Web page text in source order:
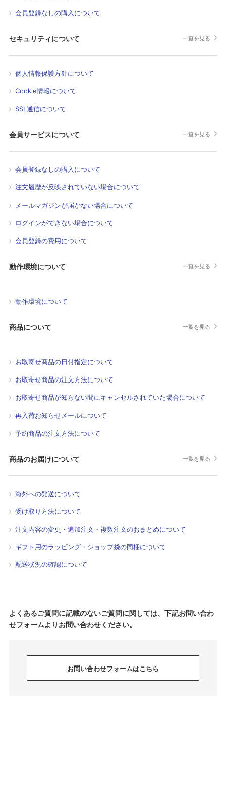
会員登録なしの購入について
セキュリティについて 一覧を見る
個人情報保護方針について
Cookie情報について
SSL通信について
会員サービスについて 一覧を見る
会員登録なしの購入について
注文履歴が反映されていない場合について
メールマガジンが届かない場合について
ログインができない場合について
会員登録の費用について
動作環境について 一覧を見る
動作環境について
商品について 一覧を見る
お取寄せ商品の日付指定について
お取寄せ商品の注文方法について
お取寄せ商品が知らない間にキャンセルされていた場合について
再入荷お知らせメールについて
予約商品の注文方法について
商品のお届けについて 一覧を見る
海外への発送について
受け取り方法について
注文内容の変更・追加注文・複数注文のおまとめについて
ギフト用のラッピング・ショップ袋の同梱について
配送状況の確認について
よくあるご質問に記載のないご質問に関しては、下記お問い合わ
せフォームよりお問い合わせください。
お問い合わせフォームはこちら